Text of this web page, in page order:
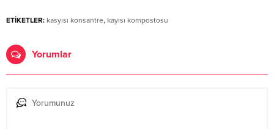
ETİKETLER: kasyısı konsantre, kayısı kompostosu
Yorumlar